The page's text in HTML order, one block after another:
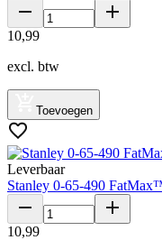
10,99
excl. btw
Toevoegen
Leverbaar
Stanley 0-65-490
10,99